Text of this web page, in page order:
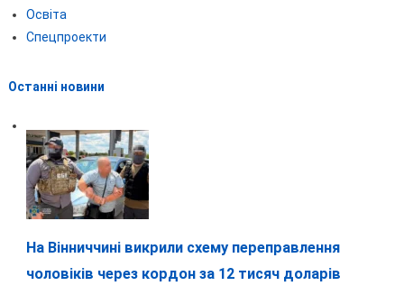
Освіта
Спецпроекти
Останні новини
На Вінниччині викрили схему переправлення
чоловіків через кордон за 12 тисяч доларів